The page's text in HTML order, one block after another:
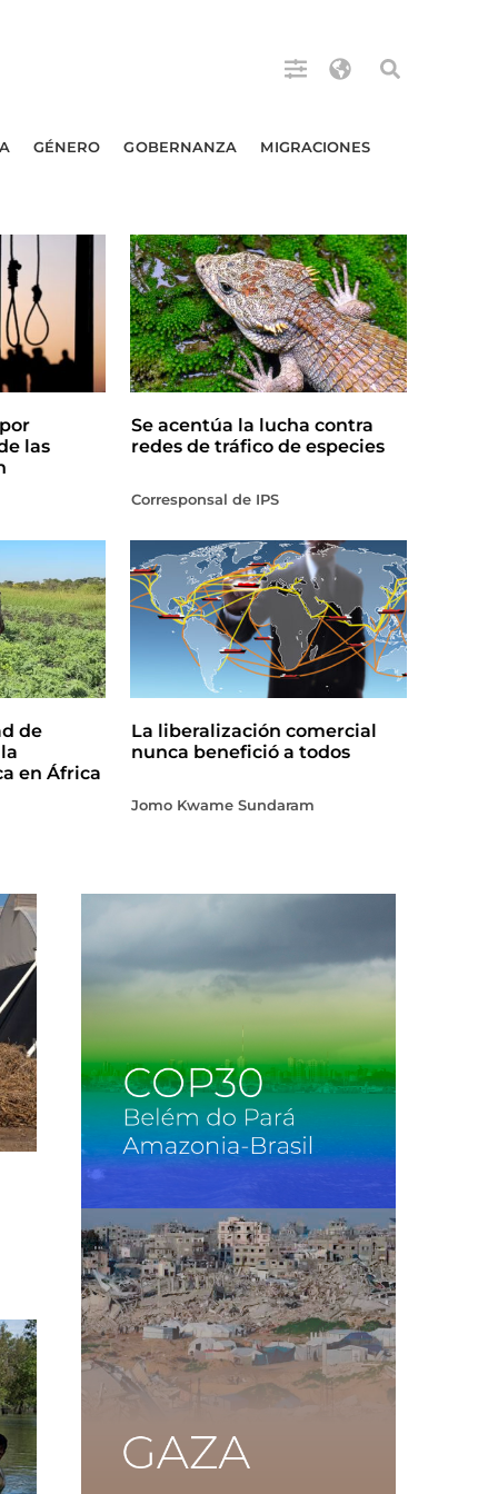
GÉNERO GOBERNANZA MIGRACIONES
las
Se acentúa la lucha contra
redes de tráfico de especies
Corresponsal de IPS
de
en África
La liberalización comercial
nunca benefició a todos
Jomo Kwame Sundaram